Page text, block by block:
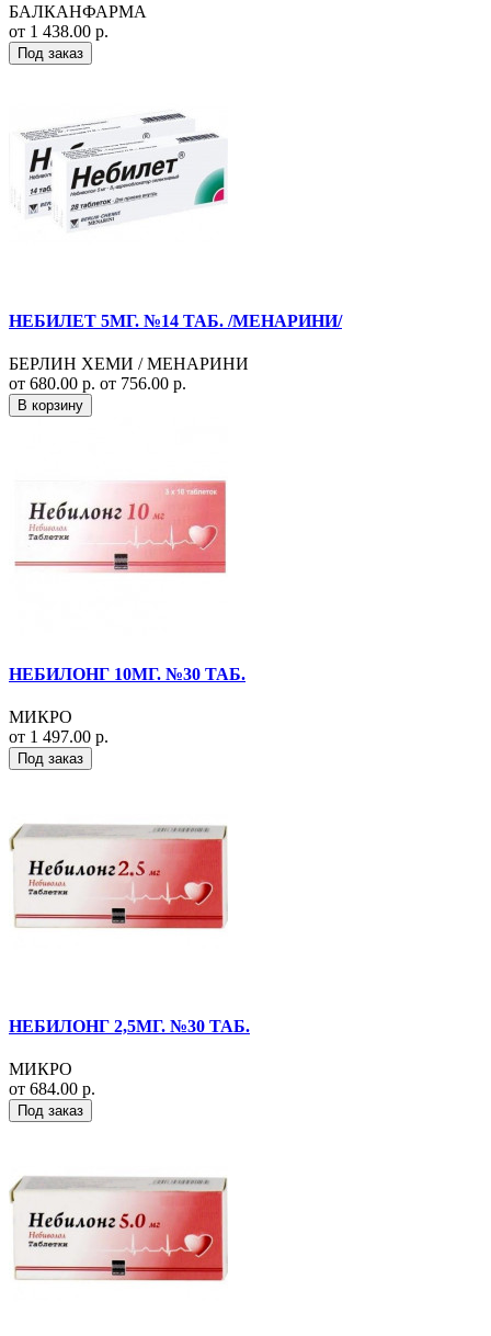
БАЛКАНФАРМА
от 1 438.00 р.
Под заказ
НЕБИЛЕТ 5МГ. №14 ТАБ. /МЕНАРИНИ/
БЕРЛИН ХЕМИ / МЕНАРИНИ
от 680.00 р. от 756.00 р.
В корзину
НЕБИЛОНГ 10МГ. №30 ТАБ.
МИКРО
от 1 497.00 р.
Под заказ
НЕБИЛОНГ 2,5МГ. №30 ТАБ.
МИКРО
от 684.00 р.
Под заказ